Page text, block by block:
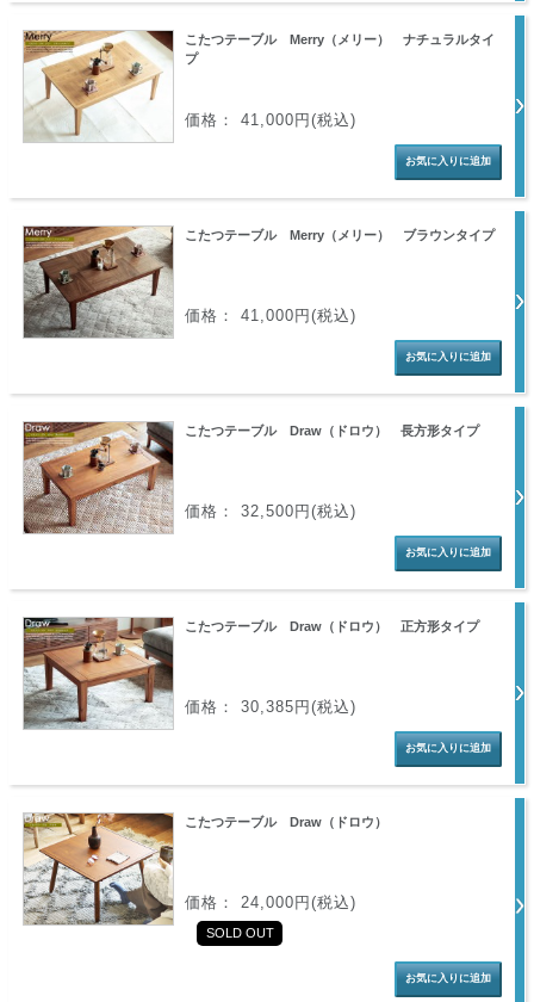
こたつテーブル Merry（メリー） ナチュラルタイ
プ
価格： 41,000円(税込)
こたつテーブル Merry（メリー） ブラウンタイプ
価格： 41,000円(税込)
こたつテーブル Draw（ドロウ） 長方形タイプ
価格： 32,500円(税込)
こたつテーブル Draw（ドロウ） 正方形タイプ
価格： 30,385円(税込)
こたつテーブル Draw（ドロウ）
価格： 24,000円(税込)
SOLD OUT